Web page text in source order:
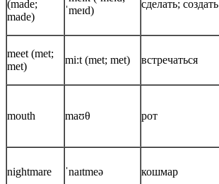
(made;
made)
ˈmeɪd)
сделать; создать
meet (met;
met)
mi:t (met; met) встречаться
mouth maʊθ рот
nightmare ˈnaɪtmeə кошмар